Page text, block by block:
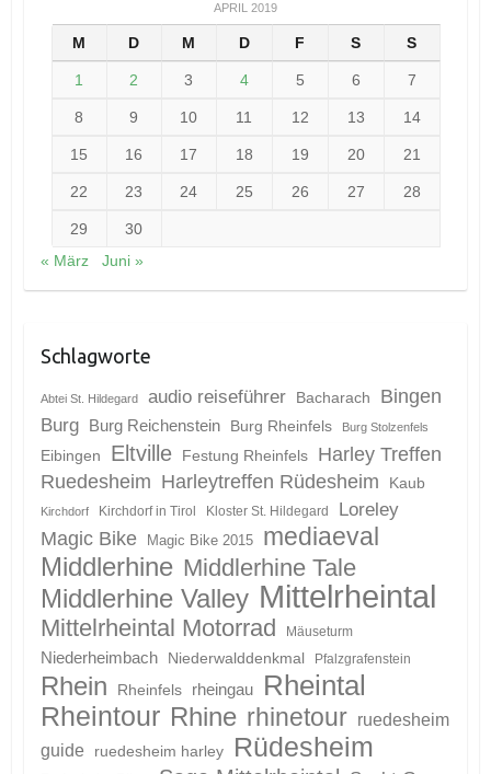
APRIL 2019
M D M D F S S
1 2 3 4 5 6 7
8 9 10 11 12 13 14
15 16 17 18 19 20 21
22 23 24 25 26 27 28
29
30
« März
Juni »
Schlagworte
Abtei St. Hildegard audio reiseführer Bacharach
Bingen
Burg
Burg Reichenstein Burg Rheinfels Burg Stolzenfels
Eibingen Eltville Festung Rheinfels
Harley Treffen
Ruedesheim Harleytreffen Rüdesheim Kaub
Kirchdorf Kirchdorf in Tirol Kloster St. Hildegard Loreley
Magic Bike Magic Bike 2015 mediaeval
Middlerhine Middlerhine Tale
Middlerhine Valley Mittelrheintal
Mittelrheintal Motorrad Mäuseturm
Niederheimbach Niederwalddenkmal Pfalzgrafenstein
Rhein Rheinfels rheingau
Rheintal
Rheintour Rhine rhinetour ruedesheim
guide
ruedesheim harley Rüdesheim